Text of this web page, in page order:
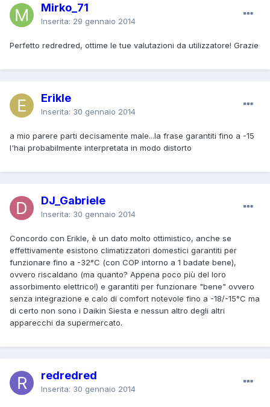
Mirko_71
Inserita: 29 gennaio 2014
Perfetto redredred, ottime le tue valutazioni da utilizzatore! Grazie
Erikle
Inserita: 30 gennaio 2014
a mio parere parti decisamente male...la frase garantiti fino a -15
l'hai probabilmente interpretata in modo distorto
DJ_Gabriele
Inserita: 30 gennaio 2014
Concordo con Erikle, è un dato molto ottimistico, anche se
effettivamente esistono climatizzatori domestici garantiti per
funzionare fino a -32°C (con COP intorno a 1 badate bene),
ovvero riscaldano (ma quanto? Appena poco più del loro
assorbimento elettrico!) e garantiti per funzionare "bene" ovvero
senza integrazione e calo di comfort notevole fino a -18/-15°C ma
di certo non sono i Daikin Siesta e nessun altro degli altri
apparecchi da supermercato.
redredred
Inserita: 30 gennaio 2014